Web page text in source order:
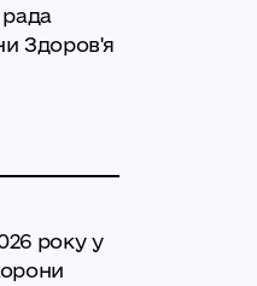
рада
Здоров'я
року у